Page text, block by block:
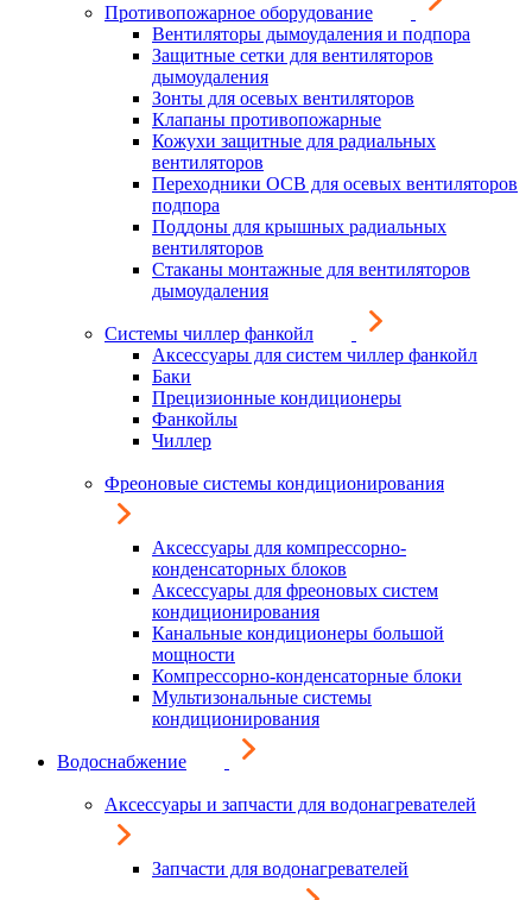
Противопожарное оборудование
Вентиляторы дымоудаления и подпора
Защитные сетки для вентиляторов
дымоудаления
Зонты для осевых вентиляторов
Клапаны противопожарные
Кожухи защитные для радиальных
вентиляторов
Переходники ОСВ для осевых вентиляторов
подпора
Поддоны для крышных радиальных
вентиляторов
Стаканы монтажные для вентиляторов
дымоудаления
Системы чиллер фанкойл
Аксессуары для систем чиллер фанкойл
Баки
Прецизионные кондиционеры
Фанкойлы
Чиллер
Фреоновые системы кондиционирования
Аксессуары для компрессорно-
конденсаторных блоков
Аксессуары для фреоновых систем
кондиционирования
Канальные кондиционеры большой
мощности
Компрессорно-конденсаторные блоки
Мультизональные системы
кондиционирования
Водоснабжение
Аксессуары и запчасти для водонагревателей
Запчасти для водонагревателей